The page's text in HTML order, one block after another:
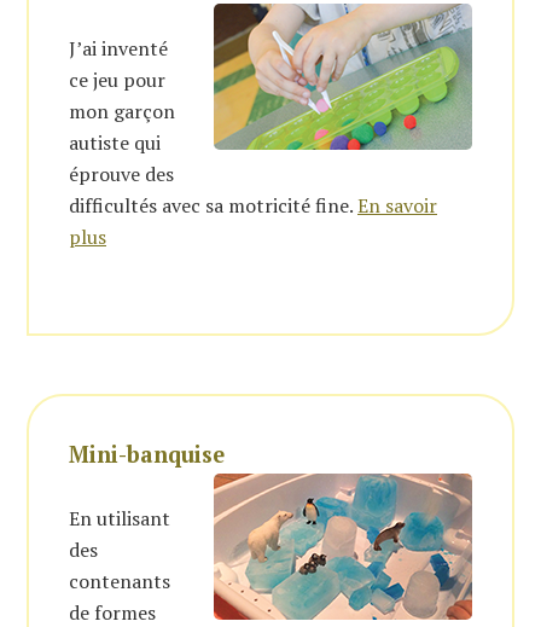
J’ai inventé
ce jeu pour
mon garçon
autiste qui
éprouve des
difficultés avec sa motricité fine.En savoir
plus
Mini-banquise
En utilisant
des
contenants
de formes